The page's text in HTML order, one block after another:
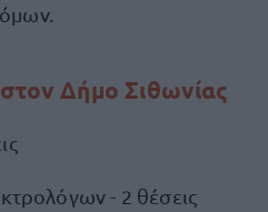
Δήμο Σιθωνίας
- 2 θέσεις